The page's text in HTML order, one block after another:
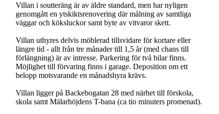
Villan i soutteräng är av äldre standard, men har nyligen
genomgått en ytskiktsrenovering där målning av samtliga
väggar och köksluckor samt byte av vitvaror skett.
Villan uthyres delvis möblerad tillsvidare för kortare eller
längre tid - allt från tre månader till 1,5 år (med chans till
förlängning) är av intresse. Parkering för två bilar finns.
Möjlighet till förvaring finns i garage. Deposition om ett
belopp motsvarande en månadshyra krävs.
Villan ligger på Backebogatan 28 med närhet till förskola,
skola samt Mälarhöjdens T-bana (ca tio minuters promenad).